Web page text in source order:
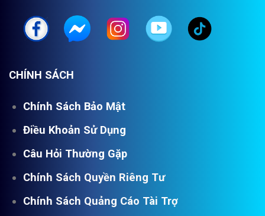
CHÍNH SÁCH
Chính Sách Bảo Mật
Điều Khoản Sử Dụng
Câu Hỏi Thường Gặp
Chính Sách Quyền Riêng Tư
Chính Sách Quảng Cáo Tài Trợ